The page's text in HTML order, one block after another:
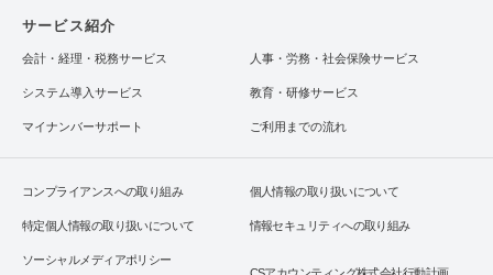
サービス紹介
会計・経理・税務サービス 人事・労務・社会保険サービス
システム導入サービス 教育・研修サービス
マイナンバーサポート ご利用までの流れ
コンプライアンスへの取り組み 個人情報の取り扱いについて
特定個人情報の取り扱いについて 情報セキュリティへの取り組み
ソーシャルメディアポリシー